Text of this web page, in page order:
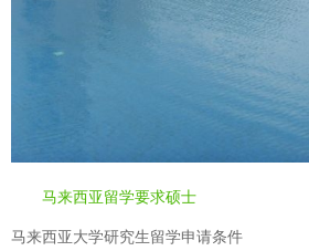
马来西亚留学要求硕士
马来西亚大学研究生留学申请条件